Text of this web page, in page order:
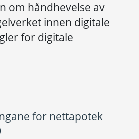
om håndhevelse av
innen digitale
for digitale
for nettapotek